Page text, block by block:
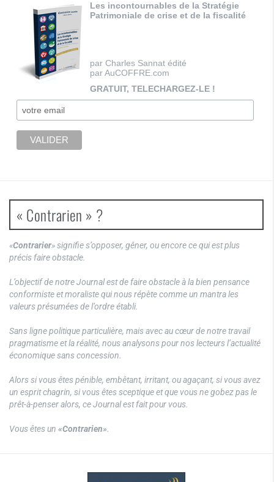
Les incontournables de la Stratégie
Patrimoniale de crise et de la fiscalité
par Charles Sannat édité
par AuCOFFRE.com
GRATUIT, TELECHARGEZ-LE !
« Contrarien » ?
«Contrarier» signifie s’opposer, gêner, ou encore ce qui est plus
précis faire obstacle.
L’objectif de notre Journal est de faire obstacle à la bien pensance
conformiste et moraliste qui nous répète comme un mantra les
valeurs présumées de l’ordre établi.
Sans ligne politique particulière, mais avec au cœur de notre travail
pragmatisme et la réalité, nous analysons pour nos lecteurs l’actualité
économique sans concession.
Alors si vous êtes pénible, embêtant, irritant, ou agaçant, si vous avez
un esprit chagrin, si vous êtes sceptique et que vous ne gobez pas le
prêt-à-penser alors, ce Journal est fait pour vous.
Vous êtes un «Contrarien».